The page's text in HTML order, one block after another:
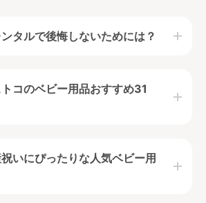
タルで後悔しないためには？
用品レンタルの特徴です。
タルで後悔しないためには、ベビー
そもそも導入するべきかきちんと見
トコのベビー用品おすすめ31
祝いにぴったりな人気ベビー用